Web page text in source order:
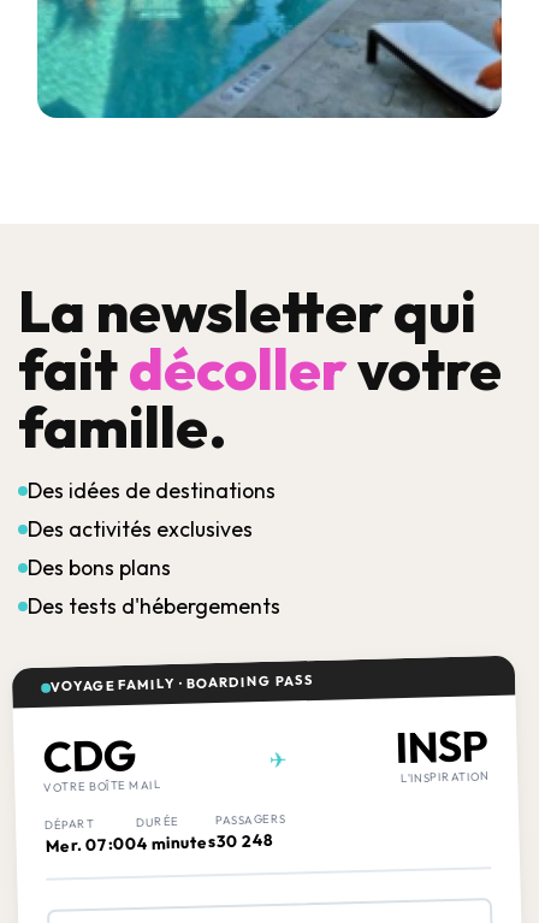
La newsletter qui
faitdécollervotre
famille.
Des idées de destinations
Des activités exclusives
Des bons plans
Des tests d'hébergements
VOYAGE FAMILY · BOARDING PASS
CDG
VOTRE BOÎTE MAIL
✈ INSP
L'INSPIRATION
DÉPART
Mer. 07:00
DURÉE
4 minutes
PASSAGERS
30 248